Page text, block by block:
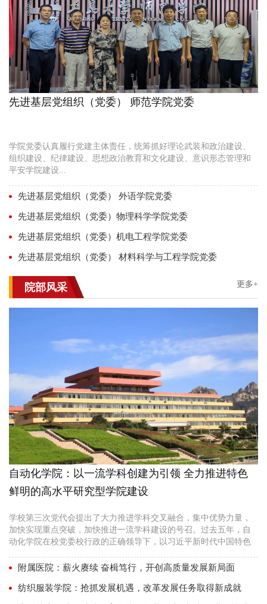
先进基层党组织（党委） 师范学院党委
学院党委认真履行党建主体责任，统筹抓好理论武装和政治建设、
组织建设、纪律建设、思想政治教育和文化建设、意识形态管理和
平安学院建设...
先进基层党组织（党委） 外语学院党委
先进基层党组织（党委）物理科学学院党委
先进基层党组织（党委）机电工程学院党委
先进基层党组织（党委） 材料科学与工程学院党委
院部风采 更多+
自动化学院：以一流学科创建为引领 全力推进特色
鲜明的高水平研究型学院建设
学校第三次党代会提出了大力推进学科交叉融合，集中优势力量，
加快实现重点突破，加快推进一流学科建设的号召。过去五年，自
动化学院在校党委校行政的正确领导下，以习近平新时代中国特色
务要求，锚定建设特色鲜明的高水平研究型学院目标，聚精会神搞
力建设、学科专业建设、人才培养、科学研究、师资队...
附属医院：薪火赓续 奋楫笃行，开创高质量发展新局面
纺织服装学院：抢抓发展机遇，改革发展任务取得新成就